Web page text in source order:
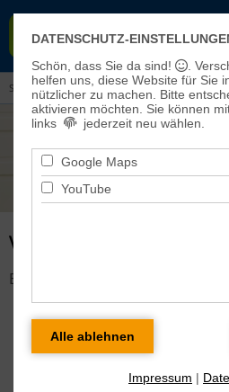
HAUSEN-
Sie sind hier:Veranstaltungen und Aktuelles>
VERANSTALTUNG DETAILS
Es gibt keine Veranstaltung mit
DATENSCHUTZ-
Schön, dass Sie da sind!
.
helfen uns, diese Website für Sie
nützlicher zu machen.
Bitte
aktivieren möchten. Sie können
links
jederzeit neu wählen.
Google Maps
YouTube
Impressum |